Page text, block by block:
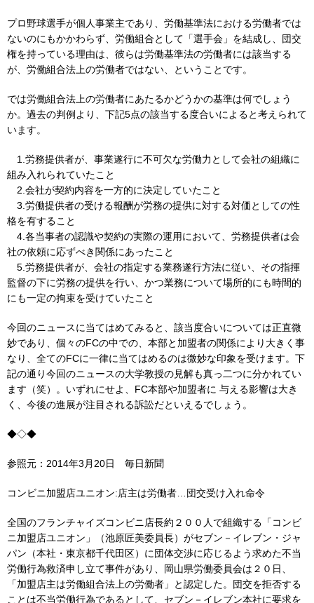
プロ野球選手が個人事業主であり、労働基準法における労働者では
ないのにもかかわらず、労働組合として「選手会」を結成し、団交
権を持っている理由は、彼らは労働基準法の労働者には該当する
が、労働組合法上の労働者ではない、ということです。
では労働組合法上の労働者にあたるかどうかの基準は何でしょう
か。過去の判例より、下記5点の該当する度合いによると考えられて
います。
1.労務提供者が、事業遂行に不可欠な労働力として会社の組織に
組み入れられていたこと
2.会社が契約内容を一方的に決定していたこと
3.労働提供者の受ける報酬が労務の提供に対する対価としての性
格を有すること
4.各当事者の認識や契約の実際の運用において、労務提供者は会
社の依頼に応ずべき関係にあったこと
5.労務提供者が、会社の指定する業務遂行方法に従い、その指揮
監督の下に労務の提供を行い、かつ業務について場所的にも時間的
にも一定の拘束を受けていたこと
今回のニュースに当てはめてみると、該当度合いについては正直微
妙であり、個々のFCの中での、本部と加盟者の関係により大きく事
なり、全てのFCに一律に当てはめるのは微妙な印象を受けます。下
記の通り今回のニュースの大学教授の見解も真っ二つに分かれてい
ます（笑）。いずれにせよ、FC本部や加盟者に 与える影響は大き
く、今後の進展が注目される訴訟だといえるでしょう。
◆◇◆
参照元：2014年3月20日 毎日新聞
コンビニ加盟店ユニオン:店主は労働者…団交受け入れ命令
全国のフランチャイズコンビニ店長約２００人で組織する「コンビ
ニ加盟店ユニオン」（池原匠美委員長）がセブン－イレブン・ジャ
パン（本社・東京都千代田区）に団体交渉に応じるよう求めた不当
労働行為救済申し立て事件があり、岡山県労働委員会は２０日、
「加盟店主は労働組合法上の労働者」と認定した。団交を拒否する
ことは不当労働行為であるとして、セブン－イレブン本社に要求を